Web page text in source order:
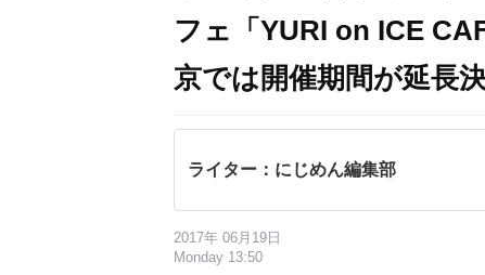
フェ「YURI on ICE
京では開催期間が延長決
ライター：にじめん編集部
2017年 06月19日
Monday 13:50